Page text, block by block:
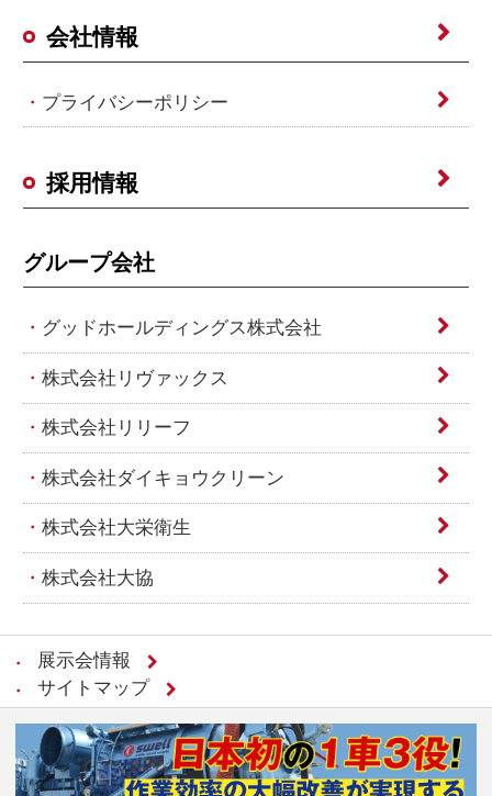
会社情報
プライバシーポリシー
採用情報
グループ会社
グッドホールディングス株式会社
株式会社リヴァックス
株式会社リリーフ
株式会社ダイキョウクリーン
株式会社大栄衛生
株式会社大協
展示会情報
サイトマップ